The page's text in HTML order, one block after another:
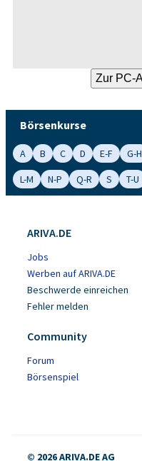
Börsenkurse
A B C D E-F G-H
L-M
N-P Q-R S T-U
ARIVA.DE
Jobs
Werben auf ARIVA.DE
Beschwerde einreichen
Fehler melden
Community
Forum
Börsenspiel
© 2026 ARIVA.DE AG